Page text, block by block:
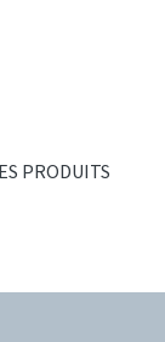
PRODUITS